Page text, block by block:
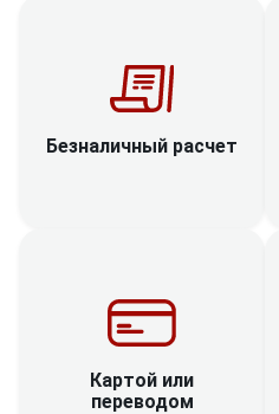
Безналичный расчет
Картой или
переводом